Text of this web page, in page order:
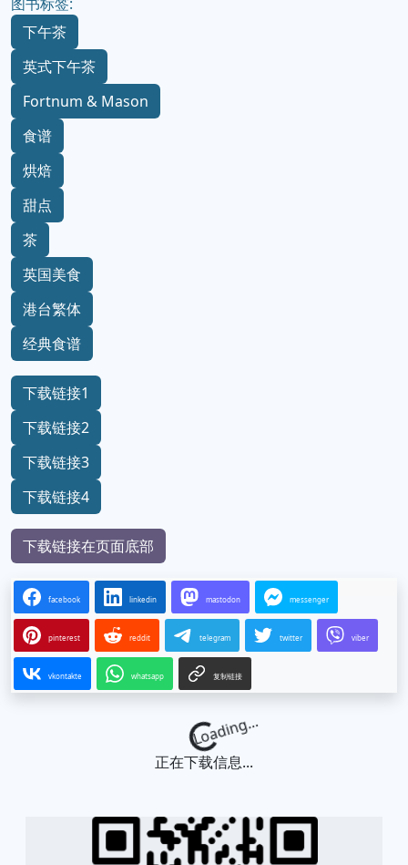
下午茶
英式下午茶
Fortnum & Mason
食谱
烘焙
甜点
茶
英国美食
港台繁体
经典食谱
下载链接1
下载链接2
下载链接3
下载链接4
下载链接在页面底部
facebook linkedin mastodon messenger
pinterest reddit telegram twitter viber
vkontakte whatsapp 复制链接
Loading...
正在下载信息...